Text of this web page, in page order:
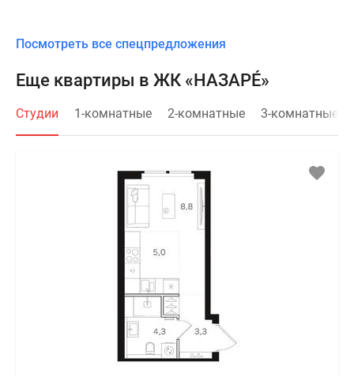
Посмотреть все спецпредложения
Еще квартиры в ЖК «НАЗАРÉ»
Студии 1-комнатные 2-комнатные 3-комнатные